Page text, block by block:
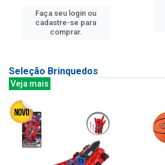
Faça seu login ou
cadastre-se para
comprar.
Seleção Brinquedos
Veja mais